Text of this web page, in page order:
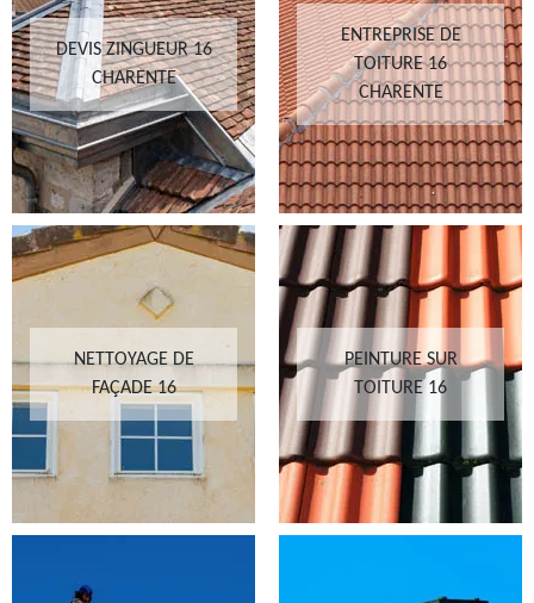
DEVIS ZINGUEUR 16
CHARENTE
ENTREPRISE DE
TOITURE 16
CHARENTE
NETTOYAGE DE
FAÇADE 16
PEINTURE SUR
TOITURE 16